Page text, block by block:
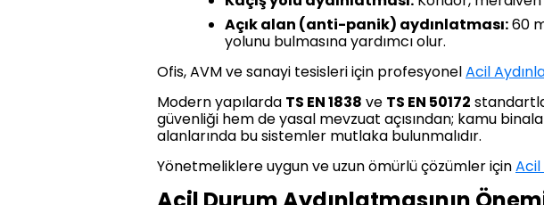
Açık alan (anti-panik) aydınlatması:60
yolunu bulmasına yardımcı olur.
Ofis, AVM ve sanayi tesisleri için profesyonelAcil
Modern yapılarda TS EN 1838 ve TS EN 50172
güvenliği hem de yasal mevzuat açısından; kamu
alanlarında bu sistemler mutlaka bulunmalıdır.
Yönetmeliklere uygun ve uzun ömürlü çözümler içinAcil